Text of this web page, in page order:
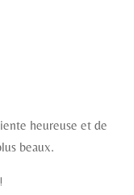
heureuse et de
beaux.